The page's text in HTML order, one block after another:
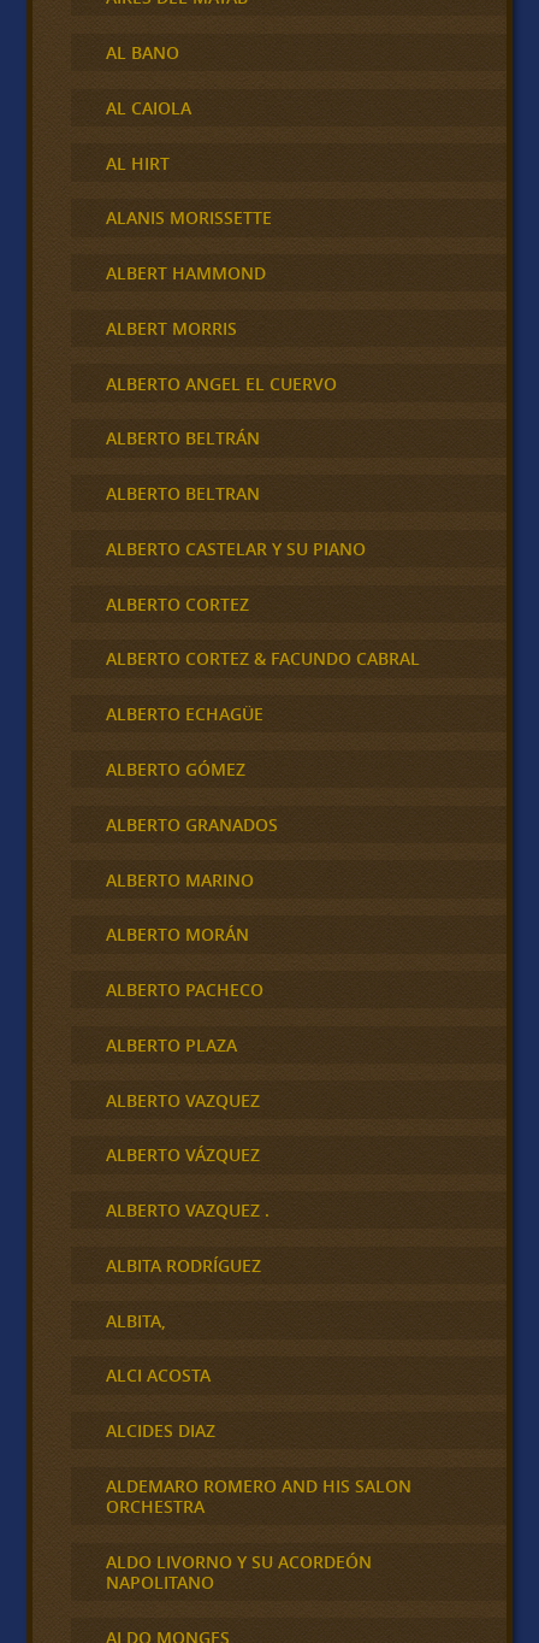
AL BANO
AL CAIOLA
AL HIRT
ALANIS MORISSETTE
ALBERT HAMMOND
ALBERT MORRIS
ALBERTO ANGEL EL CUERVO
ALBERTO BELTRÁN
ALBERTO BELTRAN
ALBERTO CASTELAR Y SU PIANO
ALBERTO CORTEZ
ALBERTO CORTEZ & FACUNDO CABRAL
ALBERTO ECHAGÜE
ALBERTO GÓMEZ
ALBERTO GRANADOS
ALBERTO MARINO
ALBERTO MORÁN
ALBERTO PACHECO
ALBERTO PLAZA
ALBERTO VAZQUEZ
ALBERTO VÁZQUEZ
ALBERTO VAZQUEZ .
ALBITA RODRÍGUEZ
ALBITA,
ALCI ACOSTA
ALCIDES DIAZ
ALDEMARO ROMERO AND HIS SALON
ORCHESTRA
ALDO LIVORNO Y SU ACORDEÓN
NAPOLITANO
ALDO MONGES